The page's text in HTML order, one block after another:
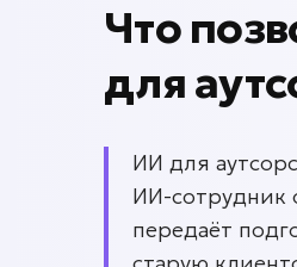
Что
для
ИИ для
ИИ-сотрудник
передаёт